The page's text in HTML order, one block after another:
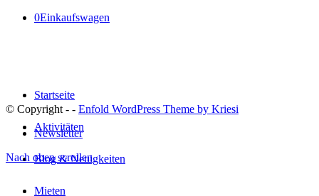
0Einkaufswagen
Startseite
Aktivitäten
Blog & Neuigkeiten
Mieten
© Copyright - - Enfold WordPress Theme by Kriesi
Newsletter
Nach oben scrollen